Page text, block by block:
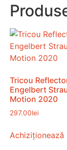
Tricou
Engelbert
Motion 2020
297.00lei
Achiziționează